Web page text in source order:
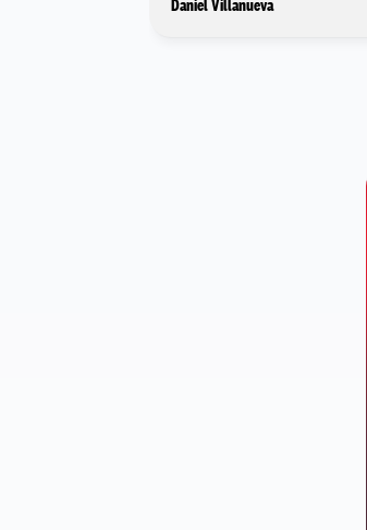
Daniel Villanueva